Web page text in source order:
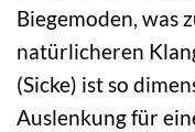
Biegemoden, was
natürlicheren
(Sicke) ist so
Auslenkung für